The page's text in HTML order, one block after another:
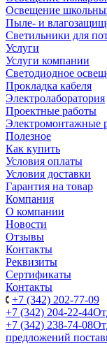
Освещение
Пыле- и
Светильники для
Услуги
Услуги компании
Светодиодное
Прокладка кабеля
Электролаборатория
Проектные работы
Электромонтажные
Полезное
Как купить
Условия оплаты
Условия доставки
Гарантия на товар
Компания
О компании
Новости
Отзывы
Контакты
Реквизиты
Сертификаты
Контакты
+7 (342) 202-77-09
+7 (342) 204-22-44
+7 (342) 238-74-08
предложений